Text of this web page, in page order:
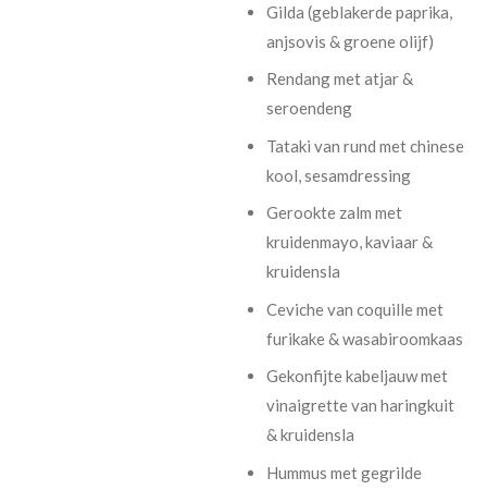
Gilda (geblakerde paprika,
anjsovis & groene olijf)
Rendangmetatjar &
seroendeng
Tataki van rund met chinese
kool, sesamdressing
Gerookte zalm met
kruidenmayo, kaviaar &
kruidensla
Ceviche van coquille met
furikake & wasabiroomkaas
Gekonfijte kabeljauw met
vinaigrette van haringkuit
& kruidensla
Hummus met gegrilde